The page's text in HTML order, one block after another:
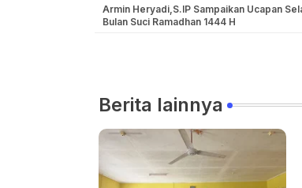
Armin Heryadi,S.IP Sampaikan Ucapan
Bulan Suci Ramadhan 1444 H
Berita lainnya